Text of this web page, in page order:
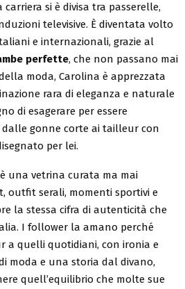
si è divisa tra passerelle,
televisive. È diventata volto
e internazionali, grazie al
perfette, che non passano mai
moda, Carolina è apprezzata
rara di eleganza e naturale
di esagerare per essere
dalle gonne corte ai tailleur con
per lei.
una vetrina curata ma mai
outfit serali, momenti sportivi e
la stessa cifra di autenticità che
I follower la amano perché
a quelli quotidiani, con ironia e
moda e una storia dal divano,
quell’equilibrio che molte sue